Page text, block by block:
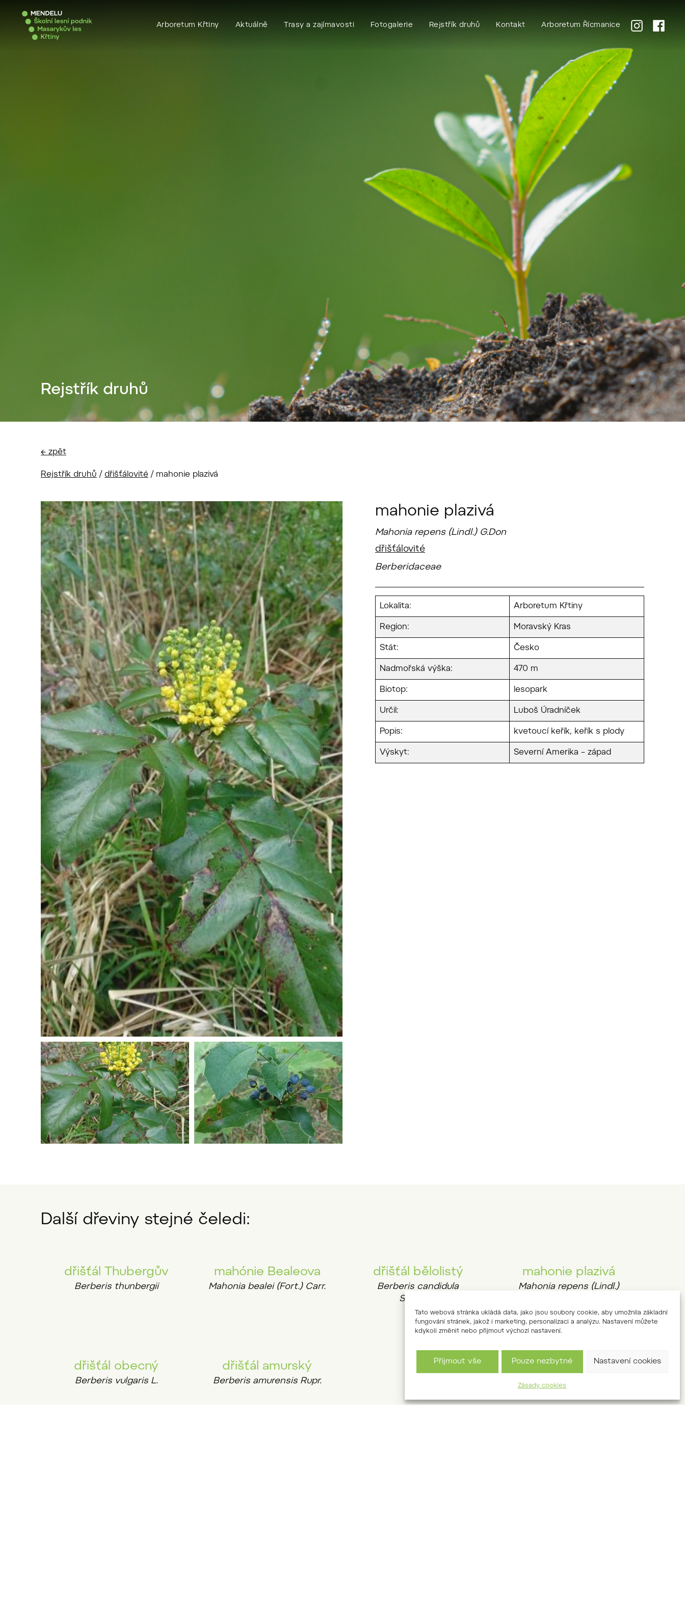
Tato webová stránka ukládá data, jako jsou soubory cookie, aby umožnila základní
fungování stránek, jakož i marketing, personalizaci a analýzu. Nastavení můžete
kdykoli změnit nebo přijmout výchozí nastavení.
Přijmout vše Pouze nezbytné Nastavení cookies
Zásady cookies
Arboretum Křtiny Aktuálně Trasy a zajímavosti Fotogalerie Rejstřík druhů Kontakt Arboretum Řícmanice
Rejstřík druhů
← zpět
Rejstřík druhů / dřišťálovité / mahonie plazivá
mahonie plazivá
Mahonia repens (Lindl.) G.Don
dřišťálovité
Berberidaceae
Lokalita: Arboretum Křtiny
Region: Moravský Kras
Stát: Česko
Nadmořská výška: 470 m
Biotop: lesopark
Určil: Luboš Úradníček
Popis: kvetoucí keřík, keřík s plody
Výskyt: Severní Amerika – západ
Další dřeviny stejné čeledi:
dřišťál Thubergův
Berberis thunbergii
mahónie Bealeova
Mahonia bealei (Fort.) Carr.
dřišťál bělolistý
Berberis candidula
Schneid.
mahonie plazivá
Mahonia repens (Lindl.)
dřišťál obecný
Berberis vulgaris L.
dřišťál amurský
Berberis amurensis Rupr.